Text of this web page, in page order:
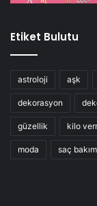
Etiket Bulutu
astroloji aşk
dekorasyon
güzellik kilo
moda saç